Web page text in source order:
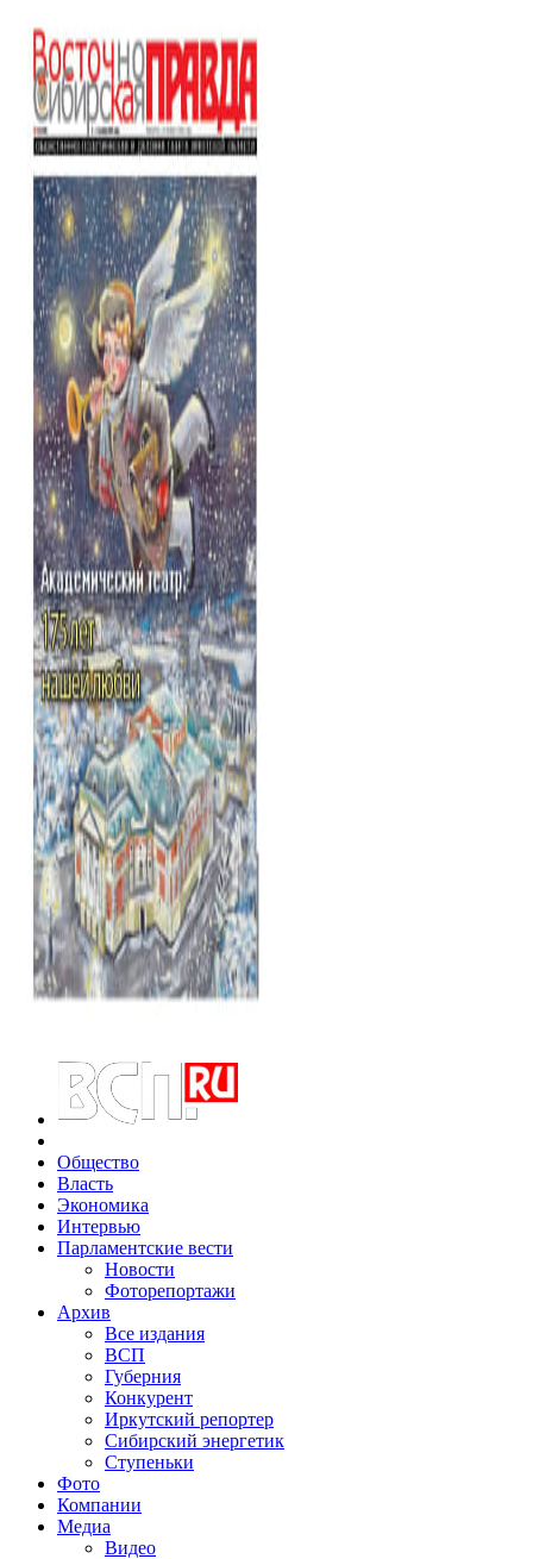
Общество
Власть
Экономика
Интервью
Парламентские вести
Новости
Фоторепортажи
Архив
Все издания
ВСП
Губерния
Конкурент
Иркутский репортер
Сибирский энергетик
Ступеньки
Фото
Компании
Медиа
Видео